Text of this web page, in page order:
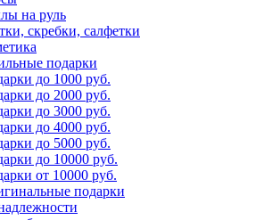
на руль
скребки, салфетки
подарки
до 1000 руб.
до 2000 руб.
до 3000 руб.
до 4000 руб.
до 5000 руб.
до 10000 руб.
от 10000 руб.
подарки